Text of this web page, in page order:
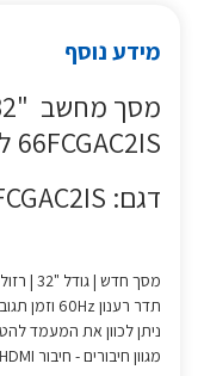
מידע נוסף
66FCGAC2IS לנובו
דגם: 66FCGAC2IS
מסך חדש | גודל "32 | רזולוציה Full HD | בהירות גבוהה 250Nits
תדר רענון 60Hz וזמן תגובה מהיר של 4ms
ניתן לכוון את המעמד
מגוון חיבורים - חיבור HDMI + חיבור DP | טכנולוגיה AMD FreeSync